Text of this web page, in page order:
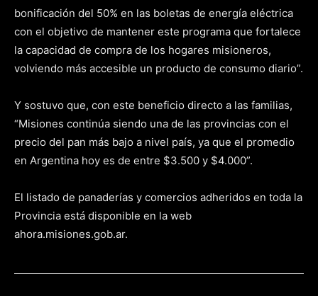
bonificación del 50% en las boletas de energía eléctrica
con el objetivo de mantener este programa que fortalece
la capacidad de compra de los hogares misioneros,
volviendo más accesible un producto de consumo diario”.
Y sostuvo que, con este beneficio directo a las familias,
“Misiones continúa siendo una de las provincias con el
precio del pan más bajo a nivel país, ya que el promedio
en Argentina hoy es de entre $3.500 y $4.000”.
El listado de panaderías y comercios adheridos en toda la
Provincia está disponible en la web
ahora.misiones.gob.ar.